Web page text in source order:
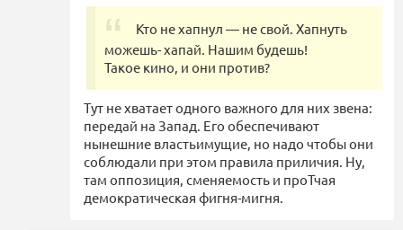
Кто не хапнул — не свой. Хапнуть
можешь- хапай. Нашим будешь!
Такое кино, и они против?
Тут не хватает одного важного для них звена:
передай на Запад. Его обеспечивают
нынешние властьимущие, но надо чтобы они
соблюдали при этом правила приличия. Ну,
там оппозиция, сменяемость и проТчая
демократическая фигня-мигня.